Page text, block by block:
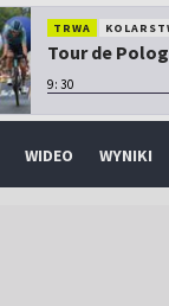
TRWA
Tour de
9:30
WIDEO WYNIKI